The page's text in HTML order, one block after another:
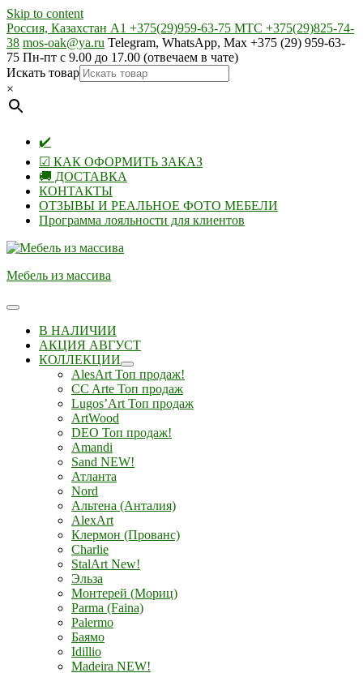
Skip to content
Россия, Казахстан А1 +375(29)959-63-75 МТС +375(29)825-74-
38 mos-oak@ya.ru Telegram, WhatsApp, Max +375 (29) 959-63-
75 Пн-пт с 9.00 до 17.00 (отвечаем в чате)
Искать товар
×
✔️
☑ КАК ОФОРМИТЬ ЗАКАЗ
🚚 ДОСТАВКА
КОНТАКТЫ
ОТЗЫВЫ И РЕАЛЬНОЕ ФОТО МЕБЕЛИ
Программа лояльности для клиентов
Мебель из массива
В НАЛИЧИИ
АКЦИЯ АВГУСТ
КОЛЛЕКЦИИ
AlesArt Топ продаж!
CC Arte Топ продаж
Lugos’Art Топ продаж
ArtWood
DEO Топ продаж!
Amandi
Sand NEW!
Атланта
Nord
Альтена (Анталия)
AlexArt
Клермон (Прованс)
Charlie
StalArt New!
Эльза
Монтерей (Мориц)
Parma (Faina)
Palermo
Баямо
Idillio
Madeira NEW!